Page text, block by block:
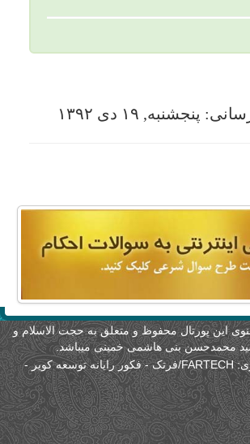
این پورتال محفوظ و متعلق به حجت الاسلام و
محمدحسن بنی هاشمی خمینی میباشد.
FARTECH/فرتک - فکور رایانه توسعه کویر -